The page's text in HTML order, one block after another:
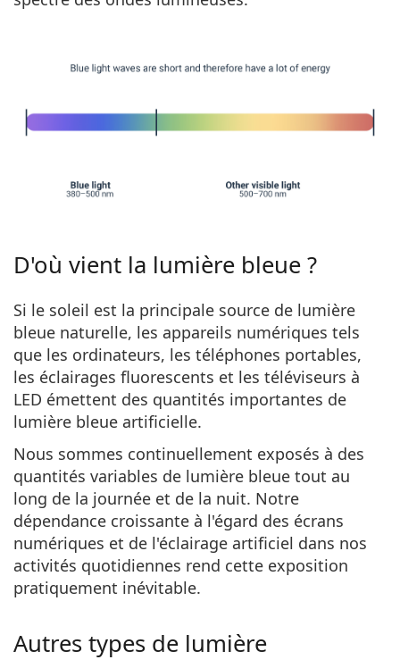
D'où vient la lumière bleue ?
Si le soleil est la principale source de lumière
bleue naturelle, les appareils numériques tels
que les ordinateurs, les téléphones portables,
les éclairages fluorescents et les téléviseurs à
LED émettent des quantités importantes de
lumière bleue artificielle.
Nous sommes continuellement exposés à des
quantités variables de lumière bleue tout au
long de la journée et de la nuit. Notre
dépendance croissante à l'égard des écrans
numériques et de l'éclairage artificiel dans nos
activités quotidiennes rend cette exposition
pratiquement inévitable.
Autres types de lumière